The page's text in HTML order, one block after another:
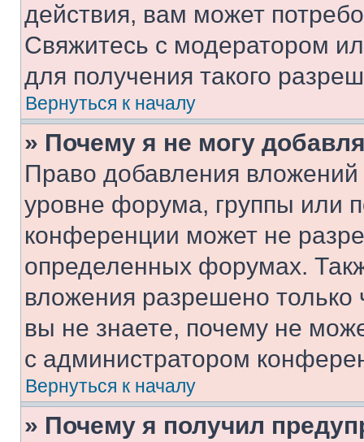
действия, вам может
Свяжитесь с модератором
для получения такого
Вернуться к началу
» Почему я не могу
Право добавления
уровне форума, группы или
конференции может не
определенных форумах.
вложения разрешено
вы не знаете, почему не
с администратором
Вернуться к началу
» Почему я получил